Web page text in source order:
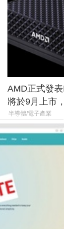
AMD正式發表
將於9月上市
Max系列處理
半導體/電子產業